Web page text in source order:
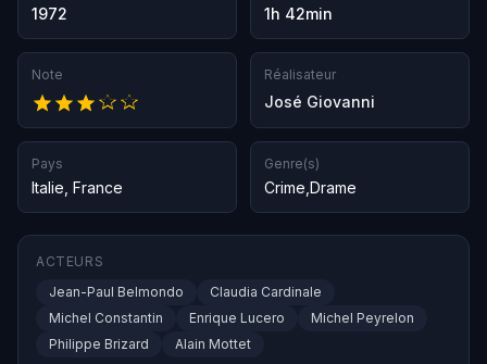
1972 1h 42min
Note Réalisateur
José Giovanni
Pays
Italie France
Genre(s)
Crime Drame
ACTEURS
Jean-Paul Belmondo
Claudia Cardinale
Michel Constantin
Enrique Lucero
Michel Peyrelon
Philippe Brizard
Alain Mottet